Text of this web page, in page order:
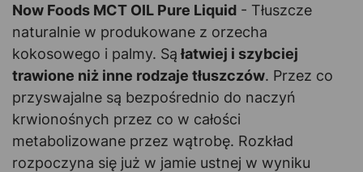
Now Foods MCT OIL Pure Liquid - Tłuszcze
naturalnie w produkowane z orzecha
kokosowego i palmy. Są łatwiej i szybciej
trawione niż inne rodzaje tłuszczów. Przez co
przyswajalne są bezpośrednio do naczyń
krwionośnych przez co w całości
metabolizowane przez wątrobę. Rozkład
rozpoczyna się już w jamie ustnej w wyniku